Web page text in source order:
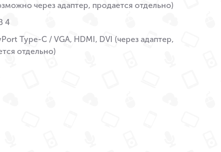
через адаптер, продается отдельно)
4
Type-C / VGA, HDMI, DVI (через адаптер,
отдельно)